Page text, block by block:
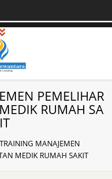
Pelatihan
Sertifikasi –
Training
Sertifikasi di Indonesia
PEMELIHAR
RUMAH SA
TRAINING MANAJEMEN
MEDIK RUMAH SAKIT